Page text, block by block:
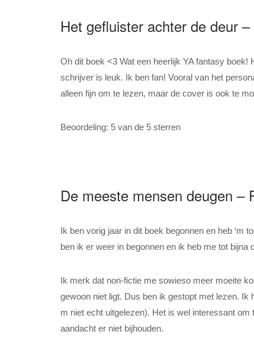
Het gefluister achter de deur
Oh dit boek <3 Wat een heerlijk YA fantasy
schrijver is leuk. Ik ben fan! Vooral van het
alleen fijn om te lezen, maar de cover is ook te
Beoordeling: 5 van de 5 sterren
De meeste mensen deugen –
Ik ben vorig jaar in dit boek begonnen en heb ‘m
ben ik er weer in begonnen en ik heb me tot
Ik merk dat non-fictie me sowieso meer moeite
gewoon niet ligt. Dus ben ik gestopt met lezen. Ik
m niet echt uitgelezen). Het is wel interessant
aandacht er niet bijhouden.